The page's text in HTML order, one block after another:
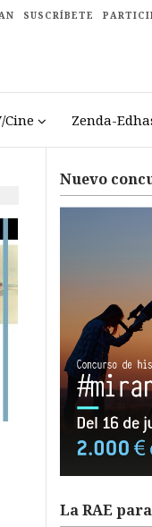
SUSCRÍBETE
Cine Zenda-
Nuevo
La RAE